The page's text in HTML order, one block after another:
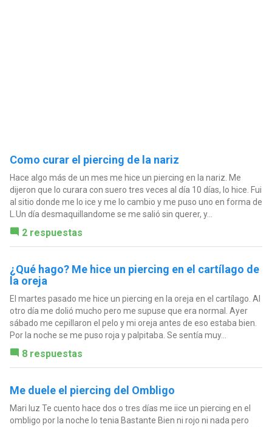
Como curar el piercing de la nariz
Hace algo más de un mes me hice un piercing en la nariz. Me
dijeron que lo curara con suero tres veces al día 10 días, lo hice. Fui
al sitio donde me lo ice y me lo cambio y me puso uno en forma de
L.Un día desmaquillandome se me salió sin querer, y...
2 respuestas
¿Qué hago? Me hice un piercing en el cartílago de
la oreja
El martes pasado me hice un piercing en la oreja en el cartílago. Al
otro día me dolió mucho pero me supuse que era normal. Ayer
sábado me cepillaron el pelo y mi oreja antes de eso estaba bien.
Por la noche se me puso roja y palpitaba. Se sentía muy...
8 respuestas
Me duele el piercing del Ombligo
Mari luz Te cuento hace dos o tres días me iice un piercing en el
ombligo por la noche lo tenia Bastante Bien ni rojo ni nada pero